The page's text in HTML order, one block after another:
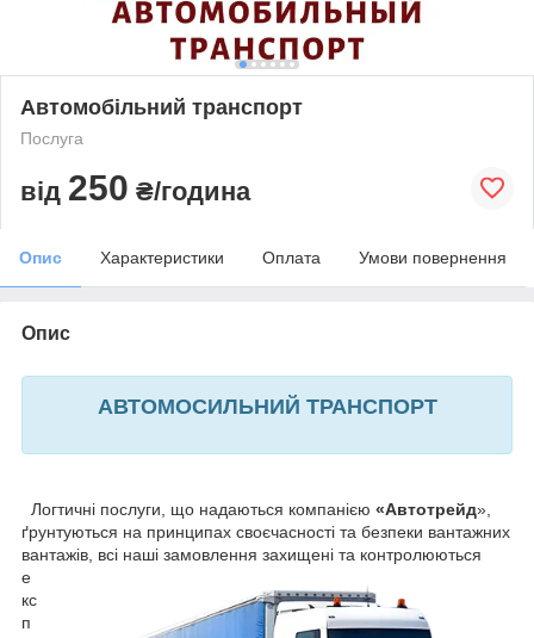
Автомобільний транспорт
Послуга
від 250 ₴/година
Опис Характеристики Оплата Умови повернення
Опис
АВТОМОСИЛЬНИЙ ТРАНСПОРТ
Логтичні послуги, що надаються компанією «Автотрейд»,
ґрунтуються на принципах своєчасності та безпеки вантажних
вантажів, всі наші замовлення захищені та контролюються
е
кс
п